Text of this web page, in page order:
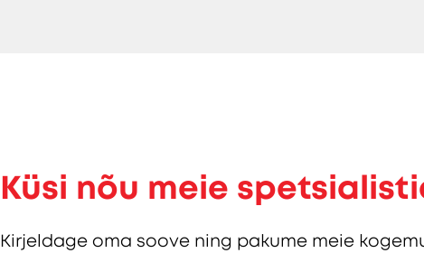
Küsi nõu meie
Kirjeldage oma soove ning pakume meie